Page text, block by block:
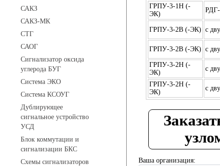
САКЗ
САКЗ-МК
СТГ
САОГ
Сигнализатор оксида
углерода БУГ
Система ЭКО
Система КСОУГ
Дублирующее
сигнальное устройство
УСД
Блок коммутации и
сигнализации БКС
Схемы сигнализаторов
ГРПУ-3-1Н (-
ЭК)
ГРПУ-3-2В (-ЭК) с
ГРПУ-3-2В (-ЭК) с
ГРПУ-3-2Н (-
ЭК)
с
ГРПУ-3-2Н (-
ЭК)
с
Ваша организация: